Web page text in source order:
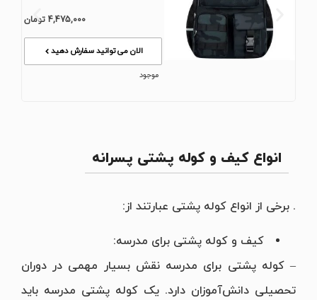
4,475,000 تومان
الان می توانید سفارش دهید
موجود
انواع کیف و کوله پشتی پسرانه
. برخی از انواع کوله پشتی عبارتند از:
کیف و کوله پشتی برای مدرسه:
– کوله پشتی برای مدرسه نقش بسیار مهمی در دوران
تحصیلی دانش‌آموزان دارد. یک کوله پشتی مدرسه باید